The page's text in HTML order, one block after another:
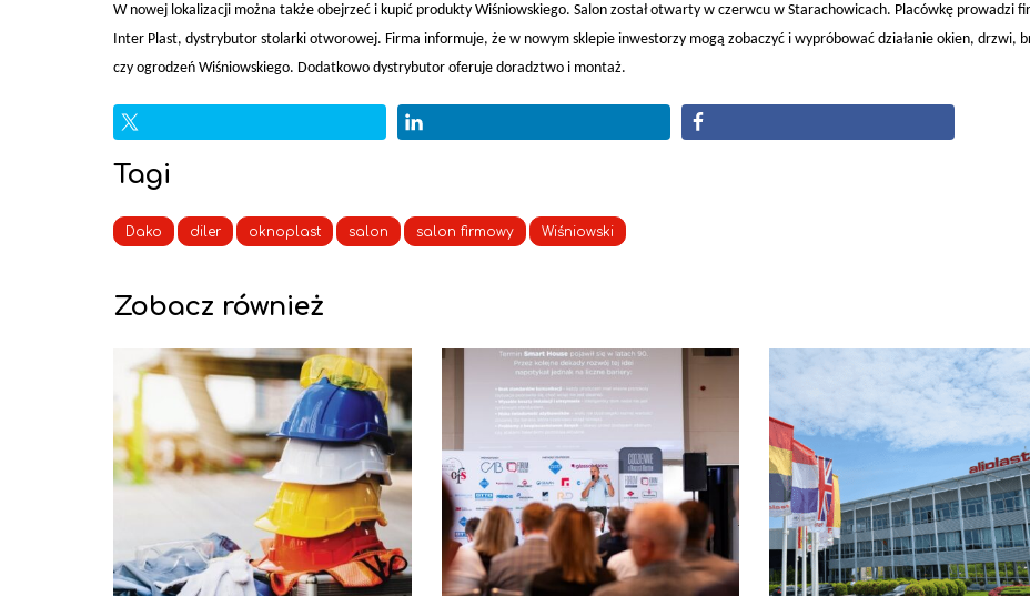
W nowej lokalizacji można także obejrzeć i kupić produkty Wiśniowskiego. Salon został otwarty w czerwcu w Starachowicach. Placówkę prowadzi
Inter Plast, dystrybutor stolarki otworowej. Firma informuje, że w nowym sklepie inwestorzy mogą zobaczyć i wypróbować działanie okien, drzwi,
czy ogrodzeń Wiśniowskiego. Dodatkowo dystrybutor oferuje doradztwo i montaż.
Tagi
Dako diler oknoplast salon salon firmowy Wiśniowski
Zobacz również